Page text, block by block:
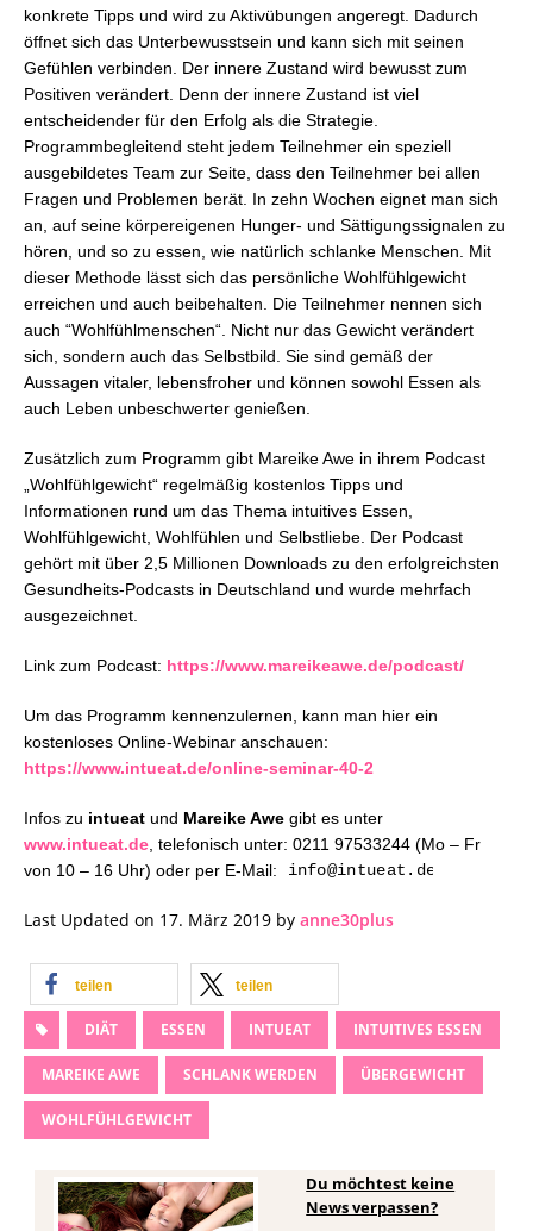
konkrete Tipps und wird zu Aktivübungen angeregt. Dadurch
öffnet sich das Unterbewusstsein und kann sich mit seinen
Gefühlen verbinden. Der innere Zustand wird bewusst zum
Positiven verändert. Denn der innere Zustand ist viel
entscheidender für den Erfolg als die Strategie.
Programmbegleitend steht jedem Teilnehmer ein speziell
ausgebildetes Team zur Seite, dass den Teilnehmer bei allen
Fragen und Problemen berät. In zehn Wochen eignet man sich
an, auf seine körpereigenen Hunger- und Sättigungssignalen zu
hören, und so zu essen, wie natürlich schlanke Menschen. Mit
dieser Methode lässt sich das persönliche Wohlfühlgewicht
erreichen und auch beibehalten. Die Teilnehmer nennen sich
auch “Wohlfühlmenschen“. Nicht nur das Gewicht verändert
sich, sondern auch das Selbstbild. Sie sind gemäß der
Aussagen vitaler, lebensfroher und können sowohl Essen als
auch Leben unbeschwerter genießen.
Zusätzlich zum Programm gibt Mareike Awe in ihrem Podcast
„Wohlfühlgewicht“ regelmäßig kostenlos Tipps und
Informationen rund um das Thema intuitives Essen,
Wohlfühlgewicht, Wohlfühlen und Selbstliebe. Der Podcast
gehört mit über 2,5 Millionen Downloads zu den erfolgreichsten
Gesundheits-Podcasts in Deutschland und wurde mehrfach
ausgezeichnet.
Link zum Podcast: https://www.mareikeawe.de/podcast/
Um das Programm kennenzulernen, kann man hier ein
kostenloses Online-Webinar anschauen:
https://www.intueat.de/online-seminar-40-2
Infos zu intueat und Mareike Awe gibt es unter
www.intueat.de , telefonisch unter: 0211 97533244 (Mo – Fr
von 10 – 16 Uhr) oder per E-Mail:
Last Updated on 17. März 2019 by anne30plus
teilen teilen
DIÄT ESSEN INTUEAT INTUITIVES ESSEN
MAREIKE AWE SCHLANK WERDEN ÜBERGEWICHT
WOHLFÜHLGEWICHT
Du möchtest keine
News verpassen?